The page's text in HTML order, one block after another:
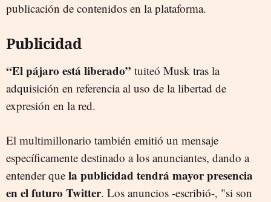
publicación de contenidos en la plataforma.
Publicidad
“El pájaro está liberado” tuiteó Musk tras la
adquisición en referencia al uso de la libertad de
expresión en la red.
El multimillonario también emitió un mensaje
específicamente destinado a los anunciantes, dando a
entender que la publicidad tendrá mayor presencia
en el futuro Twitter. Los anuncios -escribió-, "si son